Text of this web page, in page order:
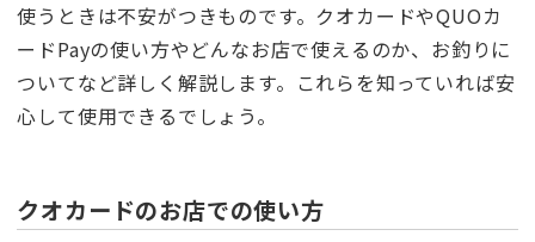
使うときは不安がつきものです。クオカードやQUOカ
ードPayの使い方やどんなお店で使えるのか、お釣りに
ついてなど詳しく解説します。これらを知っていれば安
心して使用できるでしょう。
クオカードのお店での使い方